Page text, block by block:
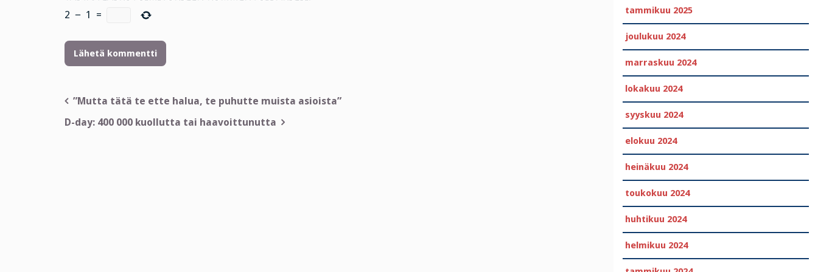
2 − 1 =
Artikkelien
selaus
”Mutta tätä te ette halua, te puhutte muista asioista”
D-day: 400 000 kuollutta tai haavoittunutta
tammikuu 2025
joulukuu 2024
marraskuu 2024
lokakuu 2024
syyskuu 2024
elokuu 2024
heinäkuu 2024
toukokuu 2024
huhtikuu 2024
helmikuu 2024